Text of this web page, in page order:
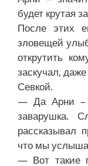
будет крутая
После этих
зловещей
открутить
заскучал,
Севкой.
— Да Арни –
заварушка.
рассказывал
что мы
— Вот такие